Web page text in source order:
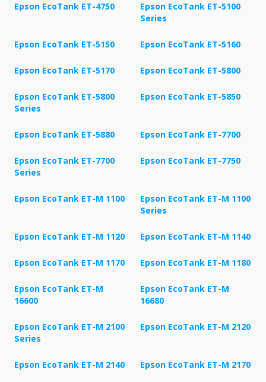
Epson EcoTank ET-4750
Epson EcoTank ET-5100
Series
Epson EcoTank ET-5150 Epson EcoTank ET-5160
Epson EcoTank ET-5170 Epson EcoTank ET-5800
Epson EcoTank ET-5800
Series
Epson EcoTank ET-5850
Epson EcoTank ET-5880 Epson EcoTank ET-7700
Epson EcoTank ET-7700
Series
Epson EcoTank ET-7750
Epson EcoTank ET-M 1100
Epson EcoTank ET-M 1100
Series
Epson EcoTank ET-M 1120 Epson EcoTank ET-M 1140
Epson EcoTank ET-M 1170 Epson EcoTank ET-M 1180
Epson EcoTank ET-M
16600
Epson EcoTank ET-M
16680
Epson EcoTank ET-M 2100
Series
Epson EcoTank ET-M 2120
Epson EcoTank ET-M 2140 Epson EcoTank ET-M 2170